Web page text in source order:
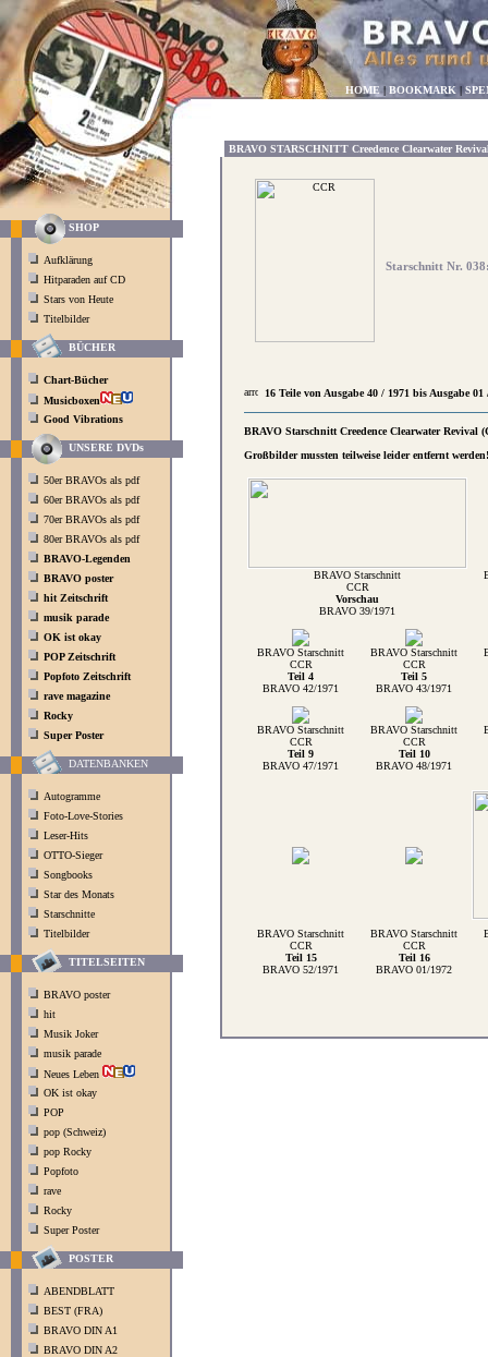
HOME | BOOKMARK |
SHOP
Aufklärung
Hitparaden auf CD
Stars von Heute
Titelbilder
BÜCHER
Chart-Bücher
Musicboxen
Good Vibrations
UNSERE DVDs
50er BRAVOs als pdf
60er BRAVOs als pdf
70er BRAVOs als pdf
80er BRAVOs als pdf
BRAVO-Legenden
BRAVO poster
hit Zeitschrift
musik parade
OK ist okay
POP Zeitschrift
Popfoto Zeitschrift
rave magazine
Rocky
Super Poster
DATENBANKEN
Autogramme
Foto-Love-Stories
Leser-Hits
OTTO-Sieger
Songbooks
Star des Monats
Starschnitte
Titelbilder
TITELSEITEN
BRAVO poster
hit
Musik Joker
musik parade
Neues Leben
OK ist okay
POP
pop (Schweiz)
pop Rocky
Popfoto
rave
Rocky
Super Poster
POSTER
ABENDBLATT
BEST (FRA)
BRAVO DIN A1
BRAVO DIN A2
BRAVO STARSCHNITT Creedence Clearwater
Starschnitt Nr.
16 Teile von Ausgabe 40 / 1971 bis Ausgabe 01
BRAVO Starschnitt Creedence Clearwater Revival
Großbilder mussten teilweise leider entfernt werden!
BRAVO Starschnitt
CCR
Vorschau
BRAVO 39/1971
BRAVO Starschnitt
CCR
Teil 4
BRAVO Starschnitt
CCR
Teil 5
BRAVO 42/1971 BRAVO 43/1971
BRAVO Starschnitt
CCR
Teil 9
BRAVO Starschnitt
CCR
Teil 10
BRAVO 47/1971 BRAVO 48/1971
BRAVO Starschnitt
CCR
Teil 15
BRAVO Starschnitt
CCR
Teil 16
BRAVO 52/1971 BRAVO 01/1972